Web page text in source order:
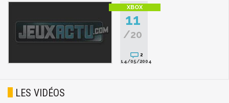
11
/20
2
14/05/2004
LES VIDÉOS